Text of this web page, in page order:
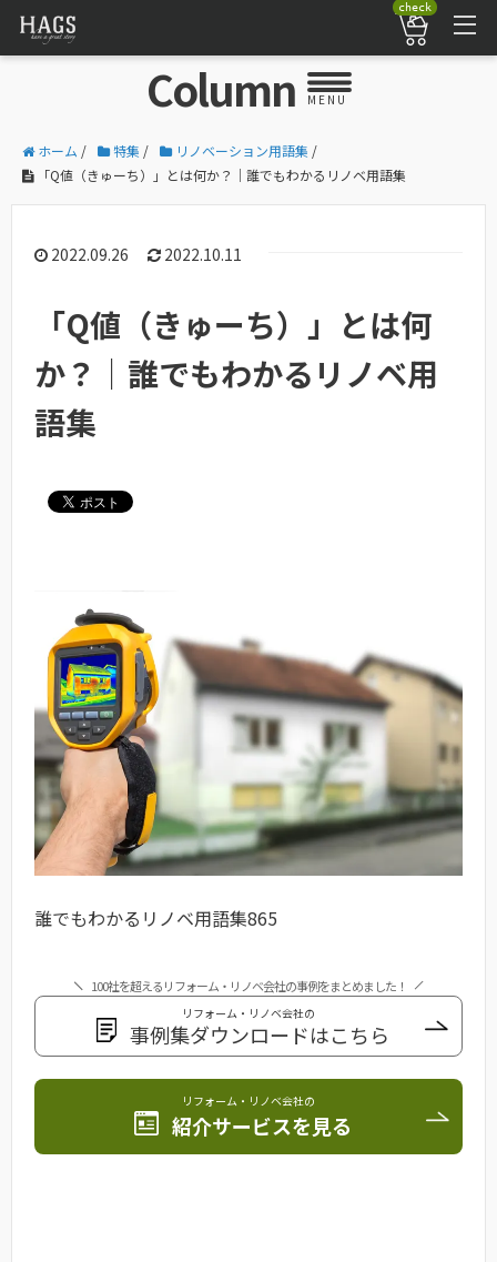
check
Column MENU
ホーム / 特集 / リノベーション用語集 /
「Q値（きゅーち）」とは何か？｜誰でもわかるリノベ用語集
2022.09.26 2022.10.11
「Q値（きゅーち）」とは何
か？｜誰でもわかるリノベ用
語集
誰でもわかるリノベ用語集865
100社を超えるリフォーム・リノベ会社の事例をまとめました！
リフォーム・リノベ会社の
事例集ダウンロードはこちら
リフォーム・リノベ会社の
紹介サービスを見る